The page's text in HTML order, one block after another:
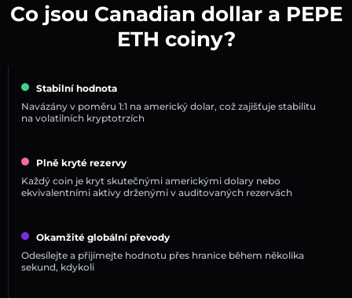
Co jsou Canadian dollar a PEPE
ETH coiny?
Stabilní hodnota
Navázány v poměru 1:1 na americký dolar, což zajišťuje stabilitu
na volatilních kryptotrzích
Plně kryté rezervy
Každý coin je kryt skutečnými americkými dolary nebo
ekvivalentními aktivy drženými v auditovaných rezervách
Okamžité globální převody
Odesílejte a přijímejte hodnotu přes hranice během několika
sekund, kdykoli